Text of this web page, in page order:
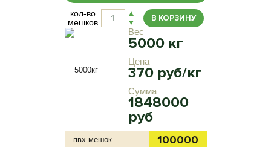
кол-во
мешков
В КОРЗИНУ
Вес
5000 кг
Цена
370 руб/кг
Сумма
1848000
руб
пвх мешок 100000